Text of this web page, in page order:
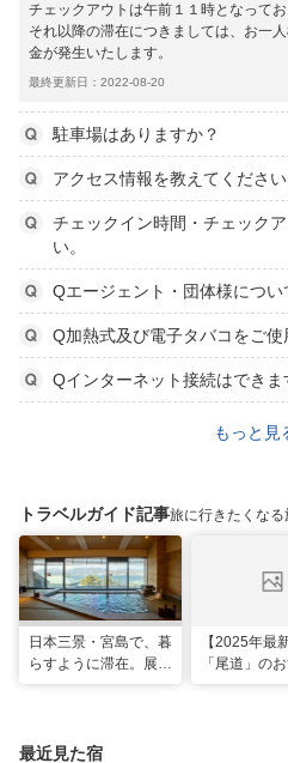
チェックアウトは午前１１時となってお
それ以降の滞在につきましては、お一
金が発生いたします。
最終更新日：2022-08-20
駐車場はありますか？
アクセス情報を教えてください
チェックイン時間・チェック
い。
Qエージェント・団体様につい
Q加熱式及び電子タバコをご
Qインターネット接続はできま
もっと見
トラベルガイド記事旅に行きたくな
日本三景・宮島で、暮
らすように滞在。展望
【2025年最
「尾道」の
最近見た宿